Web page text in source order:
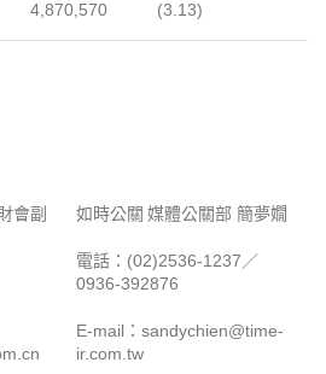
4,870,570 (3.13)
會副
如時公關 媒體公關部 簡夢嫺
電話： (02)2536-1237 ／
0936-392876
E-mail ： sandychien@time-
ir.com.tw